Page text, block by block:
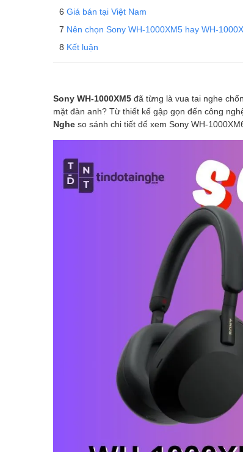
Giá bán tại Việt Nam
Nên chọn Sony WH-1000XM5 hay WH-
Kết luận
Sony WH-1000XM5 đã từng là vua tai nghe
mặt đàn anh? Từ thiết kế gập gọn đến công
Nghe so sánh chi tiết để xem Sony WH-